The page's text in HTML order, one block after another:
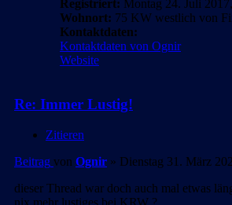
Registriert: Montag 24. Juli
Wohnort: 75 KW westlich von
Kontaktdaten:
Kontaktdaten von Ognir
Website
Re: Immer Lustig!
Zitieren
Beitrag von Ognir » Dienstag 31. März
dieser Thread war doch auch mal etwas
nix mehr lustiges bei KRW ?